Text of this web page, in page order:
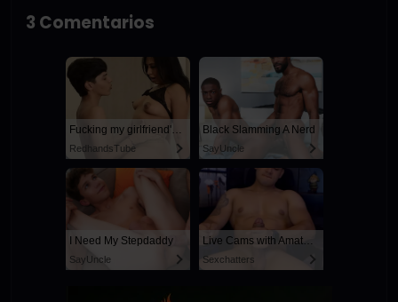
3 Comentarios
Fucking my girlfriend's hot mommy by mistake
RedhandsTube
Black Slamming A Nerd
SayUncle
I Need My Stepdaddy
SayUncle
Live Cams with Amateur Men
Sexchatters